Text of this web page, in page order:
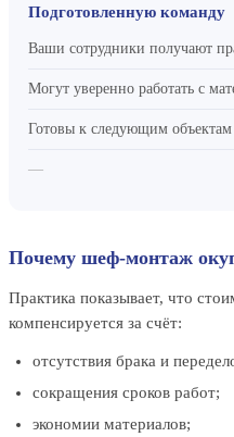
Подготовленную команду
Ваши сотрудники получают
Могут уверенно работать с
Готовы к следующим объектам
—
Почему шеф-монтаж
Практика показывает, что
компенсируется за счёт:
отсутствия брака и
сокращения сроков работ;
экономии материалов;